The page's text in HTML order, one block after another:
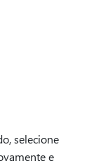
selecione
e